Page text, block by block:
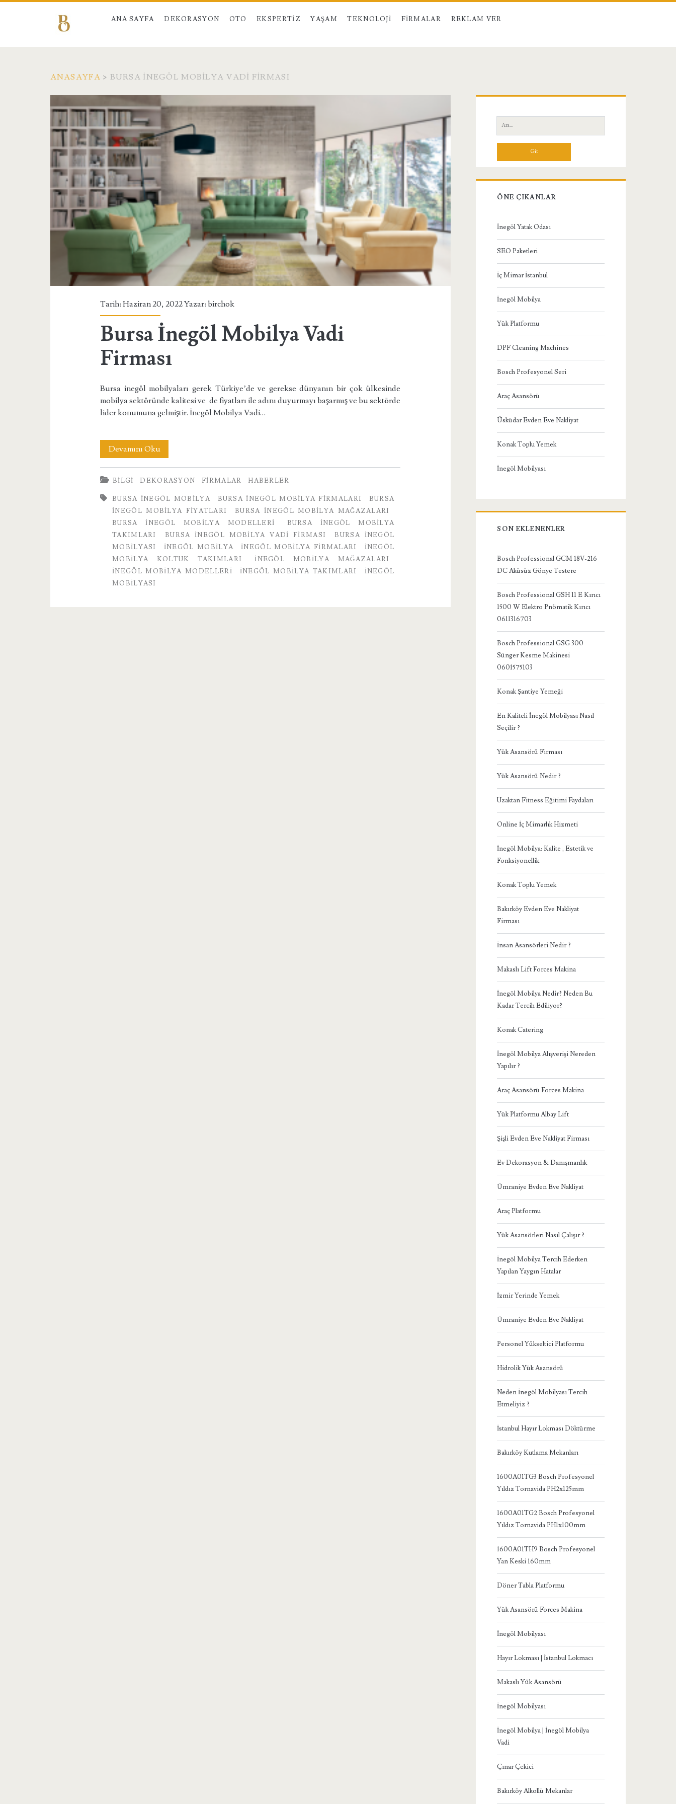
ANA SAYFA DEKORASYON OTO EKSPERTIZ YAŞAM TEKNOLOJI FIRMALAR REKLAM VER
ANASAYFA > BURSA İNEGÖL MOBILYA VADI FIRMASI
Etiket:
<span>Bursa
İnegöl
Mobilya
Vadi
Firması</span>
Tarih: Haziran 20, 2022 Yazar:birchok
Bursa İnegöl Mobilya Vadi
Firması
Bursa inegöl mobilyaları gerek Türkiye’de ve gerekse dünyanın bir çok ülkesinde
mobilya sektöründe kalitesi ve de fiyatları ile adını duyurmayı başarmış ve bu sektörde
lider konumuna gelmiştir. İnegöl Mobilya Vadi…
Devamını OkuBursa
İnegöl
Mobilya
Vadi
Firması
BILGI DEKORASYON FIRMALAR HABERLER
BURSA INEGÖL MOBILYA BURSA İNEGÖL MOBILYA FIRMALARI
BURSA
İNEGÖL MOBILYA FIYATLARI
BURSA İNEGÖL MOBILYA MAĞAZALARI
BURSA İNEGÖL MOBILYA MODELLERI
BURSA İNEGÖL MOBILYA
TAKIMLARI
BURSA İNEGÖL MOBILYA VADI FIRMASI
BURSA İNEGÖL
MOBILYASI
INEGÖL MOBILYA INEGÖL MOBILYA FIRMALARI
İNEGÖL
MOBILYA KOLTUK TAKIMLARI
İNEGÖL MOBILYA MAĞAZALARI
İNEGÖL MOBILYA MODELLERI
İNEGÖL MOBILYA TAKIMLARI
INEGÖL
MOBILYASI
Yan
Menü
Ara:
ÖNE ÇIKANLAR
İnegöl Yatak Odası
SEO Paketleri
İç Mimar İstanbul
İnegöl Mobilya
Yük Platformu
DPF Cleaning Machines
Bosch Profesyonel Seri
Araç Asansörü
Üsküdar Evden Eve Nakliyat
Konak Toplu Yemek
İnegöl Mobilyası
SON EKLENENLER
Bosch Professional GCM 18V-216
DC Aküsüz Gönye Testere
Bosch Professional GSH 11 E Kırıcı
1500 W Elektro Pnömatik Kırıcı
0611316703
Bosch Professional GSG 300
Sünger Kesme Makinesi
0601575103
Konak Şantiye Yemeği
En Kaliteli İnegöl Mobilyası Nasıl
Seçilir ?
Yük Asansörü Firması
Yük Asansörü Nedir ?
Uzaktan Fitness Eğitimi Faydaları
Online İç Mimarlık Hizmeti
İnegöl Mobilya: Kalite , Estetik ve
Fonksiyonellik
Konak Toplu Yemek
Bakırköy Evden Eve Nakliyat
Firması
İnsan Asansörleri Nedir ?
Makaslı Lift Forces Makina
İnegöl Mobilya Nedir? Neden Bu
Kadar Tercih Ediliyor?
Konak Catering
İnegöl Mobilya Alışverişi Nereden
Yapılır ?
Araç Asansörü Forces Makina
Yük Platformu Albay Lift
Şişli Evden Eve Nakliyat Firması
Ev Dekorasyon & Danışmanlık
Ümraniye Evden Eve Nakliyat
Araç Platformu
Yük Asansörleri Nasıl Çalışır ?
İnegöl Mobilya Tercih Ederken
Yapılan Yaygın Hatalar
İzmir Yerinde Yemek
Ümraniye Evden Eve Nakliyat
Personel Yükseltici Platformu
Hidrolik Yük Asansörü
Neden İnegöl Mobilyası Tercih
Etmeliyiz ?
İstanbul Hayır Lokması Döktürme
Bakırköy Kutlama Mekanları
1600A01TG3 Bosch Profesyonel
Yıldız Tornavida PH2x125mm
1600A01TG2 Bosch Profesyonel
Yıldız Tornavida PH1x100mm
1600A01TH9 Bosch Profesyonel
Yan Keski 160mm
Döner Tabla Platformu
Yük Asansörü Forces Makina
İnegöl Mobilyası
Hayır Lokması | İstanbul Lokmacı
Makaslı Yük Asansörü
İnegöl Mobilyası
İnegöl Mobilya | İnegöl Mobilya
Vadi
Çınar Çekici
Bakırköy Alkollü Mekanlar